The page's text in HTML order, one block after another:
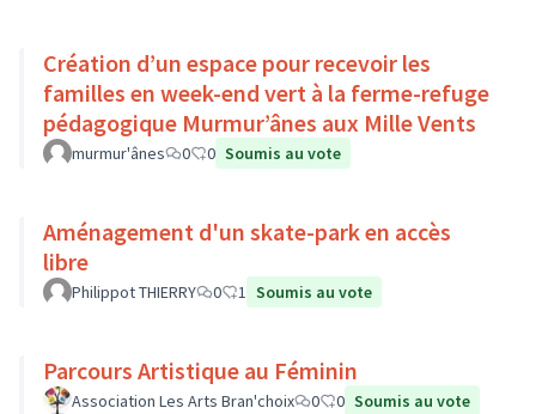
Création d’un espace pour recevoir les
familles en week-end vert à la ferme-refuge
pédagogique Murmur’ânes aux Mille Vents
murmur'ânes 0 0 Soumis au vote
Aménagement d'un skate-park en accès
libre
Philippot THIERRY 0 1 Soumis au vote
Parcours Artistique au Féminin
Association Les Arts Bran'choix 0 0 Soumis au vote